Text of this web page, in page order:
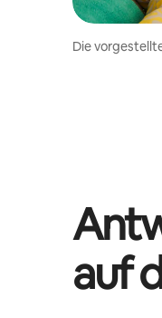
Die
auf